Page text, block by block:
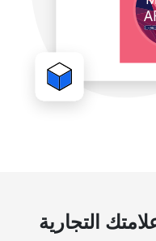
التجارية